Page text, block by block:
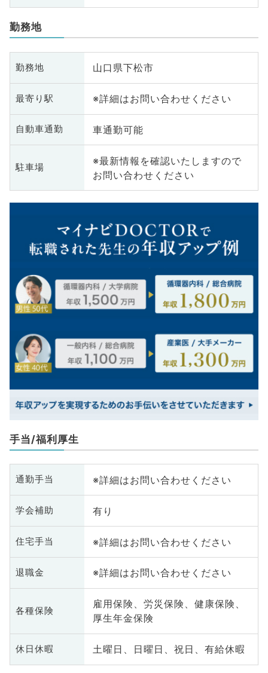
勤務地
勤務地 山口県下松市
最寄り駅 ※詳細はお問い合わせください
自動車通勤 車通勤可能
駐車場
※最新情報を確認いたしますので
お問い合わせください
手当/福利厚生
通勤手当 ※詳細はお問い合わせください
学会補助 有り
住宅手当 ※詳細はお問い合わせください
退職金 ※詳細はお問い合わせください
各種保険
雇用保険、労災保険、健康保険、
厚生年金保険
休日休暇 土曜日、日曜日、祝日、有給休暇